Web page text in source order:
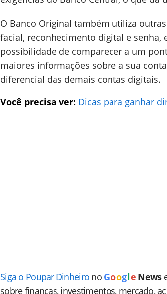
O Banco Original também utiliza
facial, reconhecimento digital e senha,
possibilidade de comparecer a um
maiores informações sobre a sua
diferencial das demais contas digitais.
Você precisa ver: Dicas para ganhar
Siga o Poupar Dinheiro no Goog le News
sobre finanças, investimentos, mercado,